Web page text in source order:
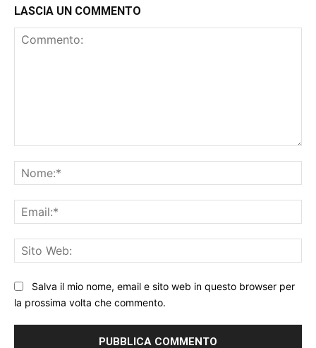
LASCIA UN COMMENTO
Salva il mio nome, email e sito web in questo browser per
la prossima volta che commento.